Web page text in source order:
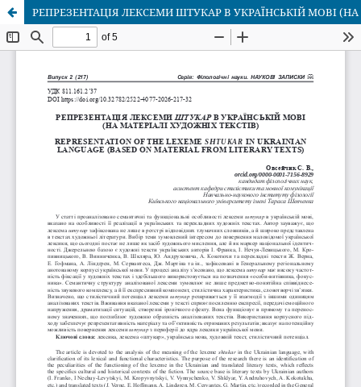
РЕПРЕЗЕНТАЦІЯ ЛЕКСЕМИ ШТУКАР В УКРАЇНСЬКІЙ МОВІ (НА